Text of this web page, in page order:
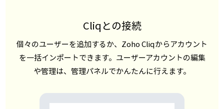
Cliqとの接続
個々のユーザーを追加するか、Zoho Cliqからアカウント
を一括インポートできます。ユーザーアカウントの編集
や管理は、管理パネルでかんたんに行えます。